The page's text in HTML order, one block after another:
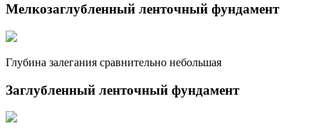
Мелкозаглубленный ленточный фундамент
Глубина залегания сравнительно небольшая
Заглубленный ленточный фундамент